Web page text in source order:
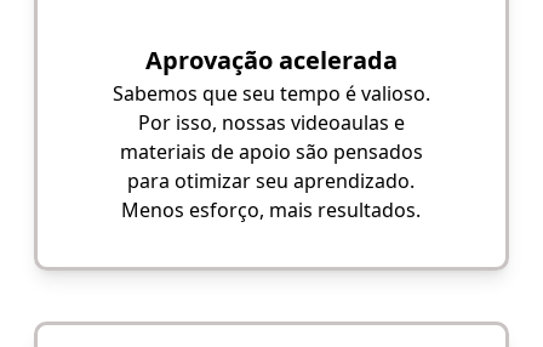
Aprovação acelerada
Sabemos que seu tempo é valioso.
Por isso, nossas videoaulas e
materiais de apoio são pensados
para otimizar seu aprendizado.
Menos esforço, mais resultados.